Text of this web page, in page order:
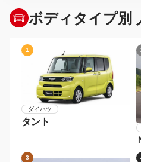
ボディタイプ別
1
ダイハツ
タント
3